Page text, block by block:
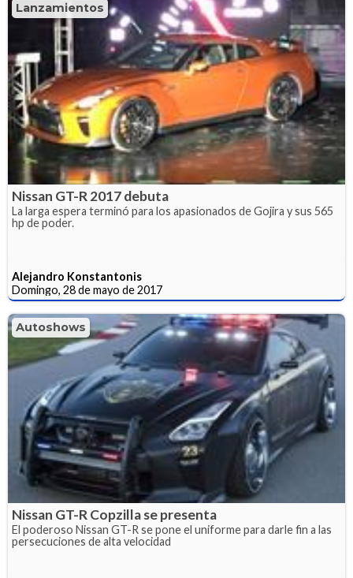
Lanzamientos
Nissan GT-R 2017 debuta
La larga espera terminó para los apasionados de Gojira y sus 565
hp de poder.
Alejandro Konstantonis
Domingo, 28 de mayo de 2017
Autoshows
Nissan GT-R Copzilla se presenta
El poderoso Nissan GT-R se pone el uniforme para darle fin a las
persecuciones de alta velocidad